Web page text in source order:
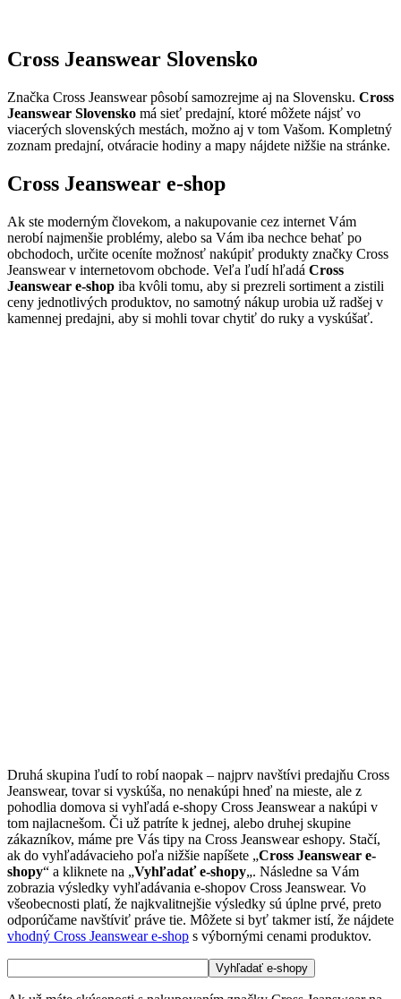
Cross Jeanswear Slovensko
Značka Cross Jeanswear pôsobí samozrejme aj na Slovensku. Cross
Jeanswear Slovensko má sieť predajní, ktoré môžete nájsť vo
viacerých slovenských mestách, možno aj v tom Vašom. Kompletný
zoznam predajní, otváracie hodiny a mapy nájdete nižšie na stránke.
Cross Jeanswear e-shop
Ak ste moderným človekom, a nakupovanie cez internet Vám
nerobí najmenšie problémy, alebo sa Vám iba nechce behať po
obchodoch, určite oceníte možnosť nakúpiť produkty značky Cross
Jeanswear v internetovom obchode. Veľa ľudí hľadá Cross
Jeanswear e-shop iba kvôli tomu, aby si prezreli sortiment a zistili
ceny jednotlivých produktov, no samotný nákup urobia už radšej v
kamennej predajni, aby si mohli tovar chytiť do ruky a vyskúšať.
Druhá skupina ľudí to robí naopak – najprv navštívi predajňu Cross
Jeanswear, tovar si vyskúša, no nenakúpi hneď na mieste, ale z
pohodlia domova si vyhľadá e-shopy Cross Jeanswear a nakúpi v
tom najlacnešom. Či už patríte k jednej, alebo druhej skupine
zákazníkov, máme pre Vás tipy na Cross Jeanswear eshopy. Stačí,
ak do vyhľadávacieho poľa nižšie napíšete „Cross Jeanswear e-
shopy“ a kliknete na „Vyhľadať e-shopy„. Následne sa Vám
zobrazia výsledky vyhľadávania e-shopov Cross Jeanswear. Vo
všeobecnosti platí, že najkvalitnejšie výsledky sú úplne prvé, preto
odporúčame navštíviť práve tie. Môžete si byť takmer istí, že nájdete
vhodný Cross Jeanswear e-shop s výbornými cenami produktov.